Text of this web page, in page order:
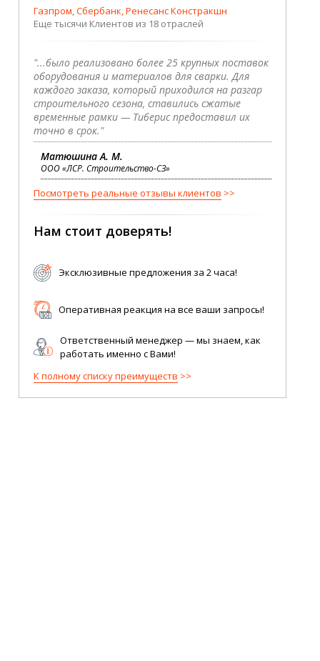
Газпром, Сбербанк, Ренесанс Констракшн
Еще тысячи Клиентов из 18 отраслей
"...было реализовано более 25 крупных поставок
оборудования и материалов для сварки. Для
каждого заказа, который приходился на разгар
строительного сезона, ставились сжатые
временные рамки — Тиберис предоставил их
точно в срок."
Матюшина А. М.
ООО «ЛСР. Строительство-СЗ»
Посмотреть реальные отзывы клиентов
Нам стоит доверять!
Эксклюзивные предложения за 2 часа!
Оперативная реакция на все ваши запросы!
Ответственный менеджер — мы знаем, как
работать именно с Вами!
К полному списку преимуществ